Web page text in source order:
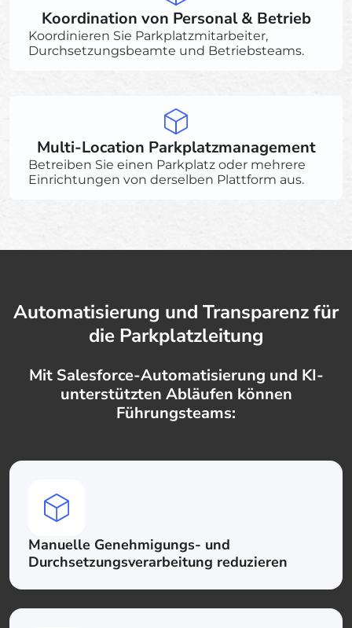
Koordination von Personal & Betrieb
Koordinieren Sie Parkplatzmitarbeiter,
Durchsetzungsbeamte und Betriebsteams.
Multi-Location Parkplatzmanagement
Betreiben Sie einen Parkplatz oder mehrere
Einrichtungen von derselben Plattform aus.
Automatisierung und Transparenz für
die Parkplatzleitung
Mit Salesforce-Automatisierung und KI-
unterstützten Abläufen können
Führungsteams:
Manuelle Genehmigungs- und
Durchsetzungsverarbeitung reduzieren